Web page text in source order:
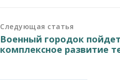
Следующая статья
Военный городок
комплексное развитие